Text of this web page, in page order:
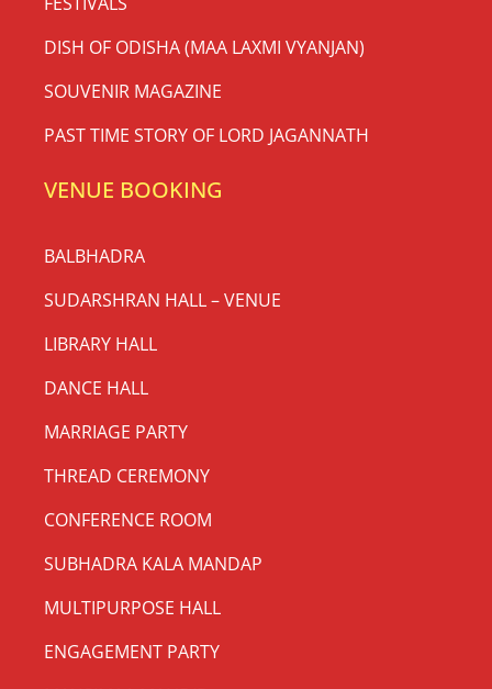
DISH OF ODISHA (MAA LAXMI VYANJAN)
SOUVENIR MAGAZINE
PAST TIME STORY OF LORD JAGANNATH
VENUE BOOKING
BALBHADRA
SUDARSHRAN HALL – VENUE
LIBRARY HALL
DANCE HALL
MARRIAGE PARTY
THREAD CEREMONY
CONFERENCE ROOM
SUBHADRA KALA MANDAP
MULTIPURPOSE HALL
ENGAGEMENT PARTY